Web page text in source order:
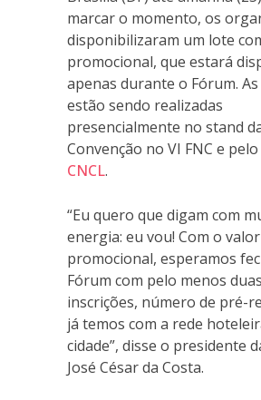
marcar o momento, os
disponibilizaram um lote
promocional, que estará
apenas durante o Fórum.
estão sendo realizadas
presencialmente no stand
Convenção no VI FNC e pelo
CNCL.
“Eu quero que digam com
energia: eu vou! Com o valor
promocional, esperamos
Fórum com pelo menos
inscrições, número de pré-
já temos com a rede
cidade”, disse o presidente
José César da Costa.